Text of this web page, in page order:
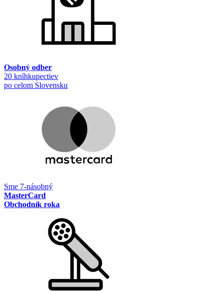
Osobný odber
20 kníhkupectiev
po celom Slovensku
Sme 7-násobný
MasterCard
Obchodník roka